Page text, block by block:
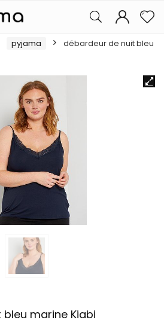
pyjama
débardeur de nuit bleu
marine Kiabi